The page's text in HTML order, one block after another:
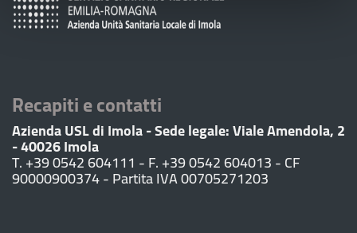
Recapiti e contatti
Azienda USL di Imola - Sede legale: Viale Amendola, 2
- 40026 Imola
T. +39 0542 604111 - F. +39 0542 604013 - CF
90000900374 - Partita IVA 00705271203